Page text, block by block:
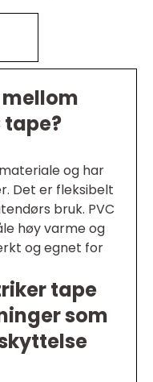
tape?
og har
Det er fleksibelt
bruk. PVC
høy varme og
og egnet for
tape
som